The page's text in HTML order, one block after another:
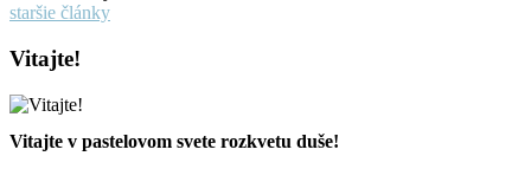
staršie články
Vitajte!
Vitajte v pastelovom svete rozkvetu duše!